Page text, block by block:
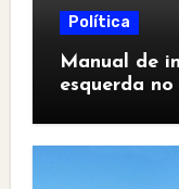
Política
Manual de
esquerda no